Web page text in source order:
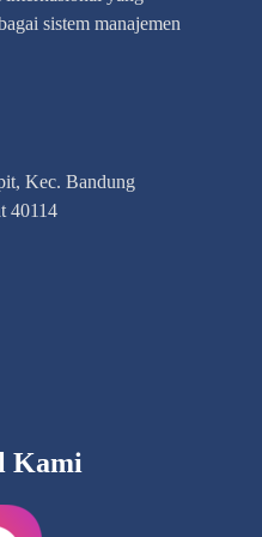
sistem manajemen
Kec. Bandung
40114
Kami